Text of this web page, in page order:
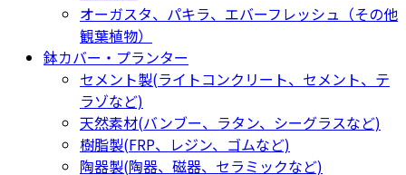
オーガスタ、パキラ、エバーフレッシュ（その他
観葉植物）
鉢カバー・プランター
セメント製(ライトコンクリート、セメント、テ
ラゾなど)
天然素材(バンブー、ラタン、シーグラスなど)
樹脂製(FRP、レジン、ゴムなど)
陶器製(陶器、磁器、セラミックなど)